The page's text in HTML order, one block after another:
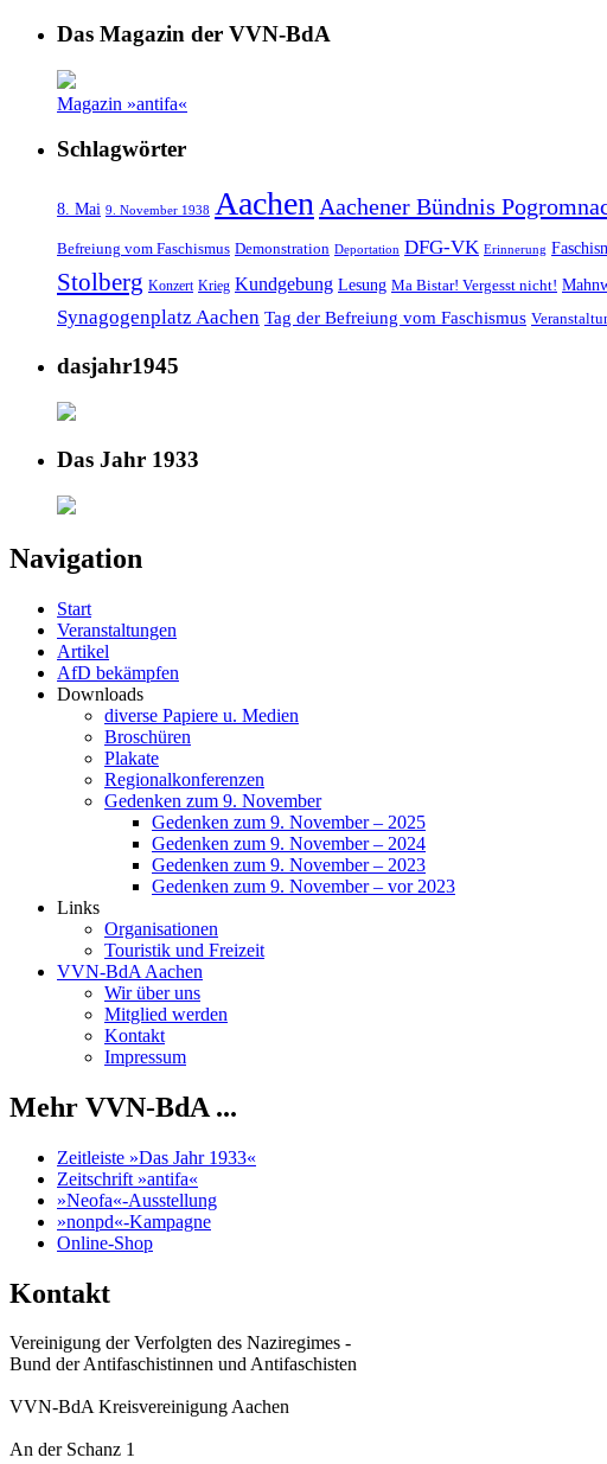
Das Magazin der VVN-BdA
Magazin »antifa«
Schlagwörter
8. Mai 9. November 1938 Aachen Aachener Bündnis
Befreiung vom Faschismus Demonstration Deportation DFG-VK Erinnerung
Stolberg Konzert Krieg Kundgebung Lesung Ma Bistar! Vergesst nicht!
Synagogenplatz Aachen Tag der Befreiung vom Faschismus
dasjahr1945
Das Jahr 1933
Navigation
Start
Veranstaltungen
Artikel
AfD bekämpfen
Downloads
diverse Papiere u. Medien
Broschüren
Plakate
Regionalkonferenzen
Gedenken zum 9. November
Gedenken zum 9. November – 2025
Gedenken zum 9. November – 2024
Gedenken zum 9. November – 2023
Gedenken zum 9. November – vor 2023
Links
Organisationen
Touristik und Freizeit
VVN-BdA Aachen
Wir über uns
Mitglied werden
Kontakt
Impressum
Mehr VVN-BdA ...
Zeitleiste »Das Jahr 1933«
Zeitschrift »antifa«
»Neofa«-Ausstellung
»nonpd«-Kampagne
Online-Shop
Kontakt
Vereinigung der Verfolgten des Naziregimes -
Bund der Antifaschistinnen und Antifaschisten
VVN-BdA Kreisvereinigung Aachen
An der Schanz 1